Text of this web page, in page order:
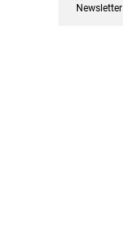
Newsletter